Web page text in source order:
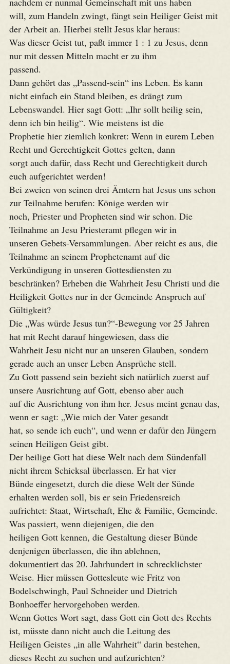
will, zum Handeln zwingt, fängt sein Heiliger Geist mit
der Arbeit an. Hierbei stellt Jesus klar heraus:
Was dieser Geist tut, paßt immer 1 : 1 zu Jesus, denn
nur mit dessen Mitteln macht er zu ihm
passend.
Dann gehört das „Passend-sein“ ins Leben. Es kann
nicht einfach ein Stand bleiben, es drängt zum
Lebenswandel. Hier sagt Gott: „Ihr sollt heilig sein,
denn ich bin heilig“. Wie meistens ist die
Prophetie hier ziemlich konkret: Wenn in eurem Leben
Recht und Gerechtigkeit Gottes gelten, dann
sorgt auch dafür, dass Recht und Gerechtigkeit durch
euch aufgerichtet werden!
Bei zweien von seinen drei Ämtern hat Jesus uns schon
zur Teilnahme berufen: Könige werden wir
noch, Priester und Propheten sind wir schon. Die
Teilnahme an Jesu Priesteramt pflegen wir in
unseren Gebets-Versammlungen. Aber reicht es aus, die
Teilnahme an seinem Prophetenamt auf die
Verkündigung in unseren Gottesdiensten zu
beschränken? Erheben die Wahrheit Jesu Christi und die
Heiligkeit Gottes nur in der Gemeinde Anspruch auf
Gültigkeit?
Die „Was würde Jesus tun?“-Bewegung vor 25 Jahren
hat mit Recht darauf hingewiesen, dass die
Wahrheit Jesu nicht nur an unseren Glauben, sondern
gerade auch an unser Leben Ansprüche stell.
Zu Gott passend sein bezieht sich natürlich zuerst auf
unsere Ausrichtung auf Gott, ebenso aber auch
auf die Ausrichtung von ihm her. Jesus meint genau das,
wenn er sagt: „Wie mich der Vater gesandt
hat, so sende ich euch“, und wenn er dafür den Jüngern
seinen Heiligen Geist gibt.
Der heilige Gott hat diese Welt nach dem Sündenfall
nicht ihrem Schicksal überlassen. Er hat vier
Bünde eingesetzt, durch die diese Welt der Sünde
erhalten werden soll, bis er sein Friedensreich
aufrichtet: Staat, Wirtschaft, Ehe & Familie, Gemeinde.
Was passiert, wenn diejenigen, die den
heiligen Gott kennen, die Gestaltung dieser Bünde
denjenigen überlassen, die ihn ablehnen,
dokumentiert das 20. Jahrhundert in schrecklichster
Weise. Hier müssen Gottesleute wie Fritz von
Bodelschwingh, Paul Schneider und Dietrich
Bonhoeffer hervorgehoben werden.
Wenn Gottes Wort sagt, dass Gott ein Gott des Rechts
ist, müsste dann nicht auch die Leitung des
Heiligen Geistes „in alle Wahrheit“ darin bestehen,
dieses Recht zu suchen und aufzurichten?